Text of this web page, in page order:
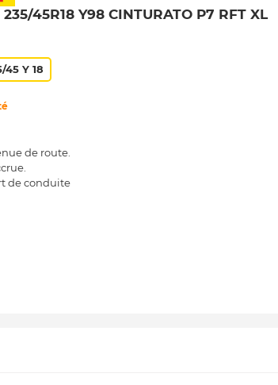
45R18 Y98 CINTURATO P7 RFT XL
45 Y 18
de route.
de conduite